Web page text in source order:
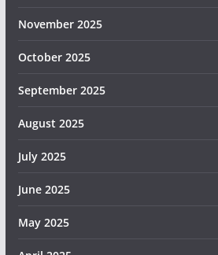
November 2025
October 2025
September 2025
August 2025
July 2025
June 2025
May 2025